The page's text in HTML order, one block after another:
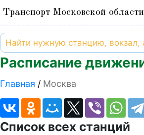
Транспорт Московской области
Расписание
Главная Москва
Список всех станций